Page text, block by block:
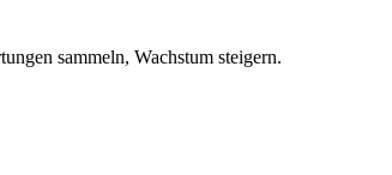
sammeln, Wachstum steigern.